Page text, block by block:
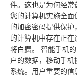
件。这也是为何经
您的计算机实施全
的加密密码提供保
的计算机中存在正
将白费。 智能手机
户的数据，移动手
系统。用户重要的